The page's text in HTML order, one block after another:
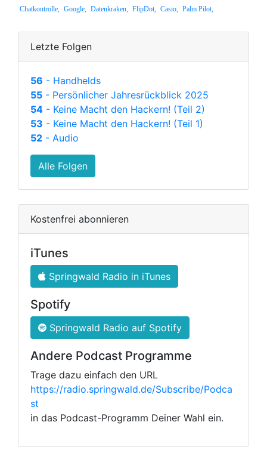
Chatkontrolle, Google, Datenkraken, FlipDot, Casio, Palm Pilot,
Letzte Folgen
56 - Handhelds
55 - Persönlicher Jahresrückblick 2025
54 - Keine Macht den Hackern! (Teil 2)
53 - Keine Macht den Hackern! (Teil 1)
52 - Audio
Alle Folgen
Kostenfrei abonnieren
iTunes
Springwald Radio in iTunes
Spotify
Springwald Radio auf Spotify
Andere Podcast Programme
Trage dazu einfach den URL
https://radio.springwald.de/Subscribe/Podca
st
in das Podcast-Programm Deiner Wahl ein.